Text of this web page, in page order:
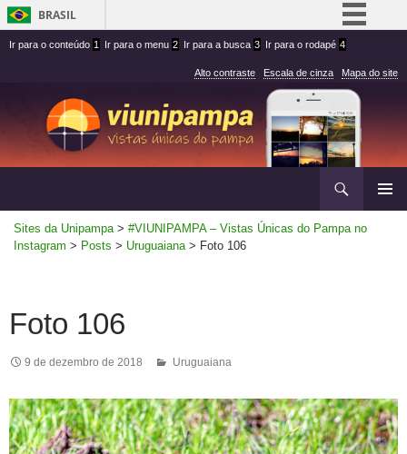
BRASIL
Simplifique!
Comunica BR
Participe
Acesso à informação
Legislação
Ir para o conteúdo 1 Ir para o menu 2 Ir para a busca 3 Ir para o rodapé 4
Alto contraste Escala de cinza Mapa do site
rodapé
Sites da Unipampa> #VIUNIPAMPA – Vistas Únicas do Pampa no
Instagram > Posts > Uruguaiana> Foto 106
Foto 106
9 de dezembro de 2018 Uruguaiana